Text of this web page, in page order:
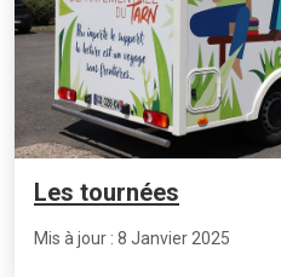
Les tournées
Mis à jour : 8 Janvier 2025